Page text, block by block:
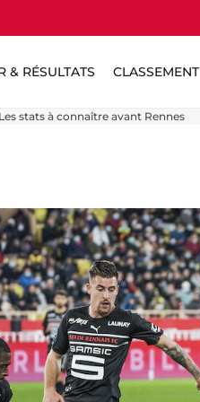
& RÉSULTATS CLASSEMENT
stats à connaître avant Rennes